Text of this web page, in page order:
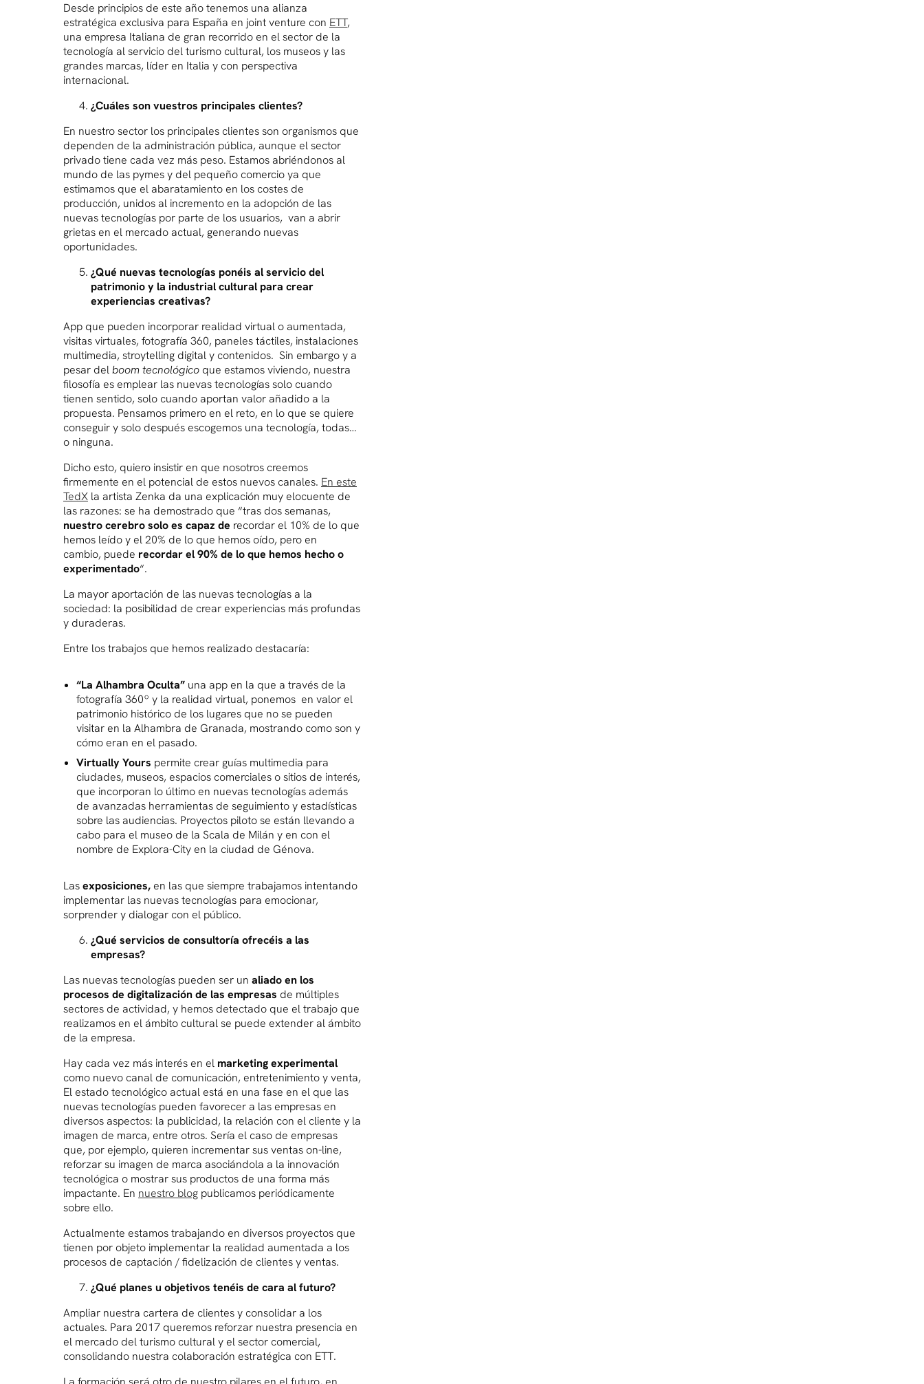
Desde principios de este año tenemos una alianza
estratégica exclusiva para España en joint venture con ETT,
una empresa Italiana de gran recorrido en el sector de la
tecnología al servicio del turismo cultural, los museos y las
grandes marcas, líder en Italia y con perspectiva
internacional.
¿Cuáles son vuestros principales clientes?
En nuestro sector los principales clientes son organismos que
dependen de la administración pública, aunque el sector
privado tiene cada vez más peso. Estamos abriéndonos al
mundo de las pymes y del pequeño comercio ya que
estimamos que el abaratamiento en los costes de
producción, unidos al incremento en la adopción de las
nuevas tecnologías por parte de los usuarios, van a abrir
grietas en el mercado actual, generando nuevas
oportunidades.
¿Qué nuevas tecnologías ponéis al servicio del
patrimonio y la industrial cultural para crear
experiencias creativas?
App que pueden incorporar realidad virtual o aumentada,
visitas virtuales, fotografía 360, paneles táctiles, instalaciones
multimedia, stroytelling digital y contenidos. Sin embargo y a
pesar delboom tecnológico que estamos viviendo, nuestra
filosofía es emplear las nuevas tecnologías solo cuando
tienen sentido, solo cuando aportan valor añadido a la
propuesta. Pensamos primero en el reto, en lo que se quiere
conseguir y solo después escogemos una tecnología, todas…
o ninguna.
Dicho esto, quiero insistir en que nosotros creemos
firmemente en el potencial de estos nuevos canales. En este
TedX la artista Zenka da una explicación muy elocuente de
las razones: se ha demostrado que “tras dos semanas,
nuestro cerebro solo es capaz de recordar el 10% de lo que
hemos leído y el 20% de lo que hemos oído, pero en
cambio, puede recordar el 90% de lo que hemos hecho o
experimentado“.
La mayor aportación de las nuevas tecnologías a la
sociedad: la posibilidad de crear experiencias más profundas
y duraderas.
Entre los trabajos que hemos realizado destacaría:
“La Alhambra Oculta” una app en la que a través de la
fotografía 360º y la realidad virtual, ponemos en valor el
patrimonio histórico de los lugares que no se pueden
visitar en la Alhambra de Granada, mostrando como son y
cómo eran en el pasado.
Virtually Yours permite crear guías multimedia para
ciudades, museos, espacios comerciales o sitios de interés,
que incorporan lo último en nuevas tecnologías además
de avanzadas herramientas de seguimiento y estadísticas
sobre las audiencias. Proyectos piloto se están llevando a
cabo para el museo de la Scala de Milán y en con el
nombre de Explora-City en la ciudad de Génova.
Lasexposiciones, en las que siempre trabajamos intentando
implementar las nuevas tecnologías para emocionar,
sorprender y dialogar con el público.
¿Qué servicios de consultoría ofrecéis a las
empresas?
Las nuevas tecnologías pueden ser un aliado en los
procesos de digitalización de las empresas de múltiples
sectores de actividad, y hemos detectado que el trabajo que
realizamos en el ámbito cultural se puede extender al ámbito
de la empresa.
Hay cada vez más interés en el marketing experimental
como nuevo canal de comunicación, entretenimiento y venta,
El estado tecnológico actual está en una fase en el que las
nuevas tecnologías pueden favorecer a las empresas en
diversos aspectos: la publicidad, la relación con el cliente y la
imagen de marca, entre otros. Sería el caso de empresas
que, por ejemplo, quieren incrementar sus ventas on-line,
reforzar su imagen de marca asociándola a la innovación
tecnológica o mostrar sus productos de una forma más
impactante. En nuestro blog publicamos periódicamente
sobre ello.
Actualmente estamos trabajando en diversos proyectos que
tienen por objeto implementar la realidad aumentada a los
procesos de captación / fidelización de clientes y ventas.
¿Qué planes u objetivos tenéis de cara al futuro?
Ampliar nuestra cartera de clientes y consolidar a los
actuales. Para 2017 queremos reforzar nuestra presencia en
el mercado del turismo cultural y el sector comercial,
consolidando nuestra colaboración estratégica con ETT.